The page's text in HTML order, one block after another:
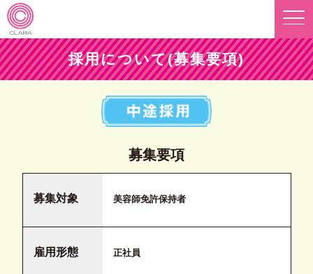
Skip
to
content
株式会社 CLARA 採用サイト
採用について(募集要項)
募集要項
募集対象 美容師免許保持者
雇用形態 正社員